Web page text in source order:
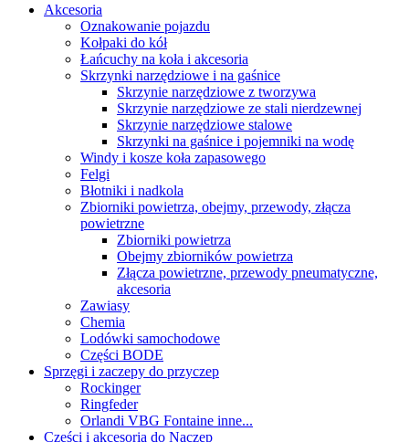
Akcesoria
Oznakowanie pojazdu
Kołpaki do kół
Łańcuchy na koła i akcesoria
Skrzynki narzędziowe i na gaśnice
Skrzynie narzędziowe z tworzywa
Skrzynie narzędziowe ze stali nierdzewnej
Skrzynie narzędziowe stalowe
Skrzynki na gaśnice i pojemniki na wodę
Windy i kosze koła zapasowego
Felgi
Błotniki i nadkola
Zbiorniki powietrza, obejmy, przewody, złącza
powietrzne
Zbiorniki powietrza
Obejmy zbiorników powietrza
Złącza powietrzne, przewody pneumatyczne,
akcesoria
Zawiasy
Chemia
Lodówki samochodowe
Części BODE
Sprzęgi i zaczepy do przyczep
Rockinger
Ringfeder
Orlandi VBG Fontaine inne...
Części i akcesoria do Naczep